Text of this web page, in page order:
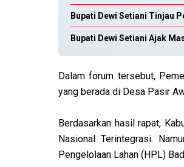
Bupati Dewi Setiani Tinjau
Bupati Dewi Setiani Ajak
Dalam forum tersebut,
yang berada di Desa Pasir
Berdasarkan hasil rapat,
Nasional Terintegrasi.
Pengelolaan Lahan (HPL)